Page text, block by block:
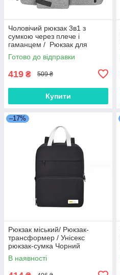
Чоловічий рюкзак 3в1 з
сумкою через плече і
гаманцем / Рюкзак для
ноутбука з USB / Міський
рюкзак Сірий
Готово до відправки
419 ₴ 509 ₴
Купити
–17%
Рюкзак міський/ Рюкзак-
трансформер / Унісекс
рюкзак-сумка Чорний
В наявності